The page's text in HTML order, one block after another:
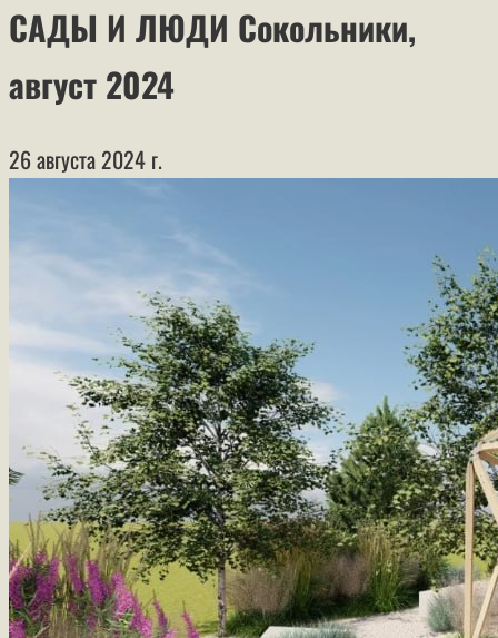
САДЫ И ЛЮДИ Сокольники,
август 2024
26 августа 2024 г.